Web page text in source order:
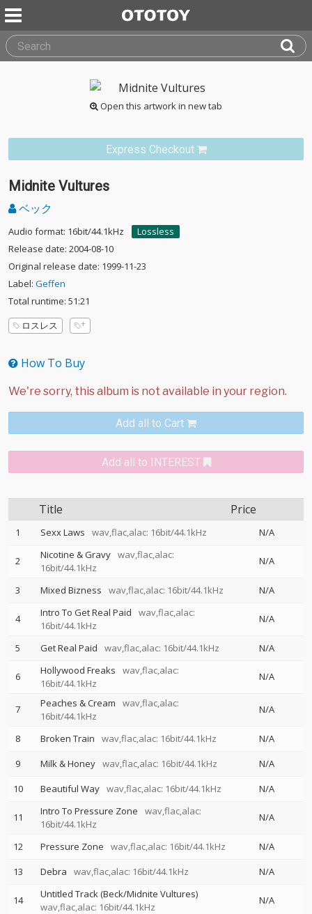
Open this artwork in new tab
Express Checkout
Midnite Vultures
ベック
Audio format: 16bit/44.1kHz
Lossless
Release date: 2004-08-10
Original release date: 1999-11-23
Label: Geffen
Total runtime: 51:21
ロスレス
How To Buy
Add all to Cart
Add all to INTEREST
Title Price
1 Sexx Laws wav,flac,alac: 16bit/44.1kHz N/A
2 Nicotine & Gravy wav,flac,alac:
16bit/44.1kHz
N/A
3 Mixed Bizness wav,flac,alac: 16bit/44.1kHz N/A
4 Intro To Get Real Paid
wav,flac,alac:
16bit/44.1kHz
N/A
5 Get Real Paid wav,flac,alac: 16bit/44.1kHz N/A
6 Hollywood Freaks
wav,flac,alac:
16bit/44.1kHz
N/A
7 Peaches & Cream
wav,flac,alac:
16bit/44.1kHz
N/A
8 Broken Train wav,flac,alac: 16bit/44.1kHz
N/A
9
Milk & Honey wav,flac,alac: 16bit/44.1kHz
N/A
10
Beautiful Way wav,flac,alac: 16bit/44.1kHz N/A
11 Intro To Pressure Zone
wav,flac,alac:
16bit/44.1kHz
N/A
12 Pressure Zone wav,flac,alac: 16bit/44.1kHz
N/A
13
Debra wav,flac,alac: 16bit/44.1kHz N/A
14
Untitled Track (Beck/Midnite Vultures)
wav,flac,alac: 16bit/44.1kHz
N/A